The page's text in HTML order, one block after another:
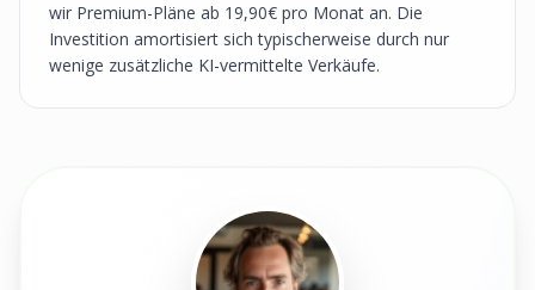
wir Premium-Pläne ab 19,90€ pro Monat an. Die
Investition amortisiert sich typischerweise durch nur
wenige zusätzliche KI-vermittelte Verkäufe.